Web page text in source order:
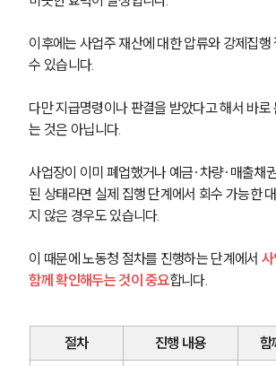
이후에는 사업주 재산에 대한 압류와 강제집행
수 있습니다.
다만 지급명령이나 판결을 받았다고 해서 바로
는 것은 아닙니다.
사업장이 이미 폐업했거나 예금·차량·매출채
된 상태라면 실제 집행 단계에서 회수 가능한
지 않은 경우도 있습니다.
이 때문에 노동청 절차를 진행하는 단계에서
함께 확인해두는 것이 중요합니다.
절차 진행 내용 함